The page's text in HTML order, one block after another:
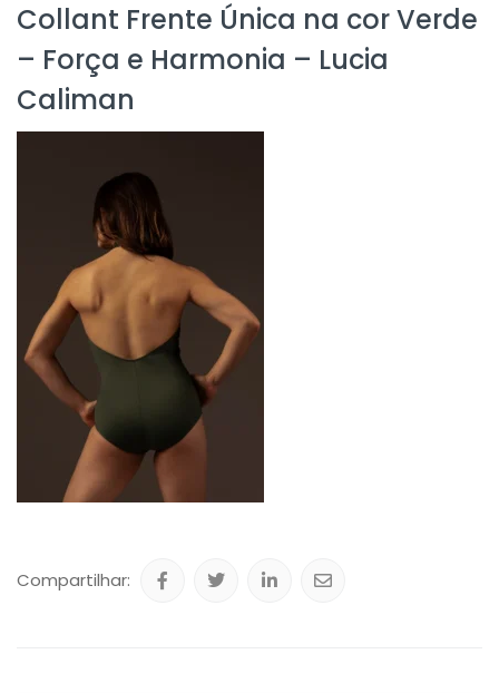
Collant Frente Única na cor Verde
– Força e Harmonia – Lucia
Caliman
Compartilhar: